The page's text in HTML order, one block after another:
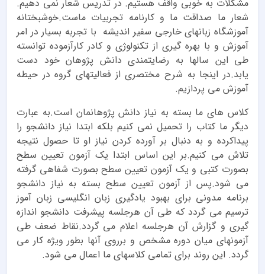
مشکلات به خوبی واقف هستیم. در تدریس شعار نمی دهیم.
شعار ما صداقت ما و کارنامه تجربیات ماست.خوشبختانه
آموزشگاه زبانهای خارجی سفیر اندیشه با تجربه بسیار در امر
آموزش و با بهره گیری از تکنولوژی و کادر کارآزموده توانسته
طی این سالها به رضایتمندی دانش پژوهان خود دست
یابد.در اینجا به شرح مختصری از فعالیتهای گروه در حیطه
آموزش می پردازیم.
کلاس های ما بسته به نیاز دانش پژوهانمان است.به عبارت
دیگر ما کتاب را تحمیل نمی کنیم بلکه ابتدا نیاز دانشجو را
پیداکرده و به دنبال بر آورده کردن نیاز او تا حصول نتیجه
تلاش می کنیم.بر این اساس ابتدا یک آزمون تعیین سطح
بصورت کتبی و یک آزمون تعیین سطح بصورت شفاهی گرفته
می شود.پس از آزمون تعیین سطح بسته به نیاز دانشجو
برنامه مدونی برای بهبود یادگیری زبان انگلیسی زبان آموز
ترسیم می گردد که طی آن هرجلسه پیشرفت دانشجو اندازه
گیری و گزارش آن هرجلسه اعلام می گردد.نقاط ضعف طی
آزمونهای میان دوره مشخص و برروی آنها بطور ویژه کار می
گردد. این روند برای تمامی کلاسهای ما اعمال می شود.